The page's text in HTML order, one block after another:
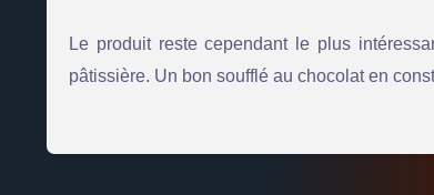
Le produit reste cependant le plus
pâtissière. Un bon soufflé au chocolat en